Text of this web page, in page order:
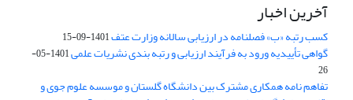
آخرین اخبار
کسب رتبه «ب» فصلنامه در ارزیابی سالانه وزارت عتف1401-09-15
گواهی تأییدیه ورود به فرآیند ارزیابی و رتبه بندی نشریات علمی
1401-05-
26
تفاهم نامه همکاری مشترک بین دانشگاه گلستان و موسسه علوم جوی و